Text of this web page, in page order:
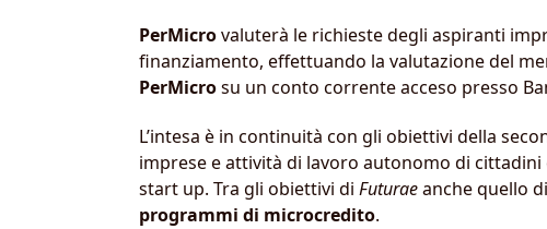
PerMicrovaluterà le richieste degli aspiranti
finanziamento, effettuando la valutazione del
PerMicrosu un conto corrente acceso presso
L’intesa è in continuità con gli obiettivi della
imprese e attività di lavoro autonomo di
start up. Tra gli obiettivi di Futuraeanche quello di
programmi di microcredito.